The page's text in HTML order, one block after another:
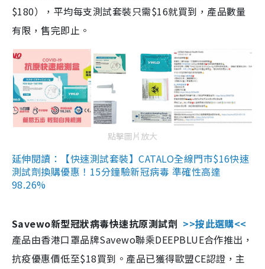
$180），平均每支測試套裝只需$16就買到，產品數量
有限，售完即止。
點擊圖片放大
延伸閱讀：【快速測試套裝】CATALO全線門市$16快速
測試劑換購優惠！15分鐘驗新冠病毒 準確性高達
98.26%
Savewo新型冠狀病毒快速抗原測試劑 >>按此選購<<
產品由香港口罩品牌Savewo聯乘DEEPBLUE合作推出，
抗疫優惠價低至$18買到。產品已獲得歐盟CE認證，主